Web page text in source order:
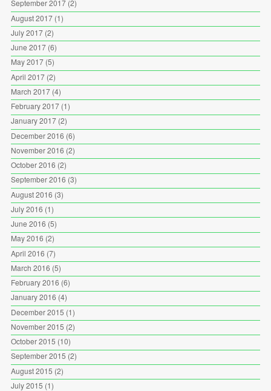
September 2017(2)
August 2017(1)
July 2017(2)
June 2017(6)
May 2017(5)
April 2017(2)
March 2017(4)
February 2017(1)
January 2017(2)
December 2016 (6)
November 2016 (2)
October 2016 (2)
September 2016 (3)
August 2016 (3)
July 2016 (1)
June 2016 (5)
May 2016 (2)
April 2016 (7)
March 2016 (5)
February 2016 (6)
January 2016 (4)
December 2015 (1)
November 2015 (2)
October 2015 (10)
September 2015 (2)
August 2015 (2)
July 2015 (1)